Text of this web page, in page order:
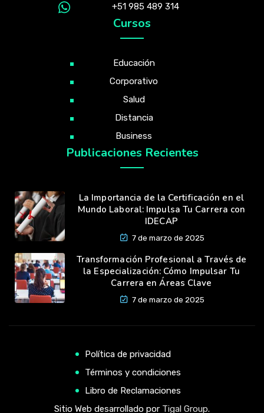
+51 985 489 314
Cursos
Educación
Corporativo
Salud
Distancia
Business
Publicaciones Recientes
La Importancia de la Certificación en el
Mundo Laboral: Impulsa Tu Carrera con
IDECAP
7 de marzo de 2025
Transformación Profesional a Través de
la Especialización: Cómo Impulsar Tu
Carrera en Áreas Clave
7 de marzo de 2025
Política de privacidad
Términos y condiciones
Libro de Reclamaciones
Sitio Web desarrollado por Tigal Group.